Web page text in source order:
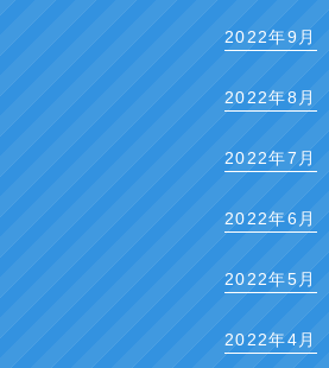
2022年9月
2022年8月
2022年7月
2022年6月
2022年5月
2022年4月